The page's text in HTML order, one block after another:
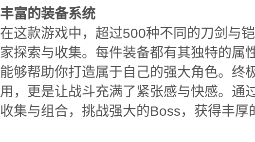
丰富的装备系统
在这款游戏中，超过500种不同的刀剑与
家探索与收集。每件装备都有其独特的属
能够帮助你打造属于自己的强大角色。终
用，更是让战斗充满了紧张感与快感。通
收集与组合，挑战强大的Boss，获得丰厚